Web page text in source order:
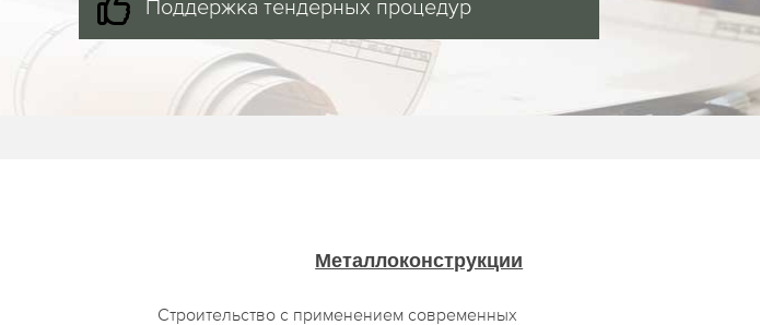
Поддержка тендерных процедур
Металлоконструкции
Строительство с применением современных